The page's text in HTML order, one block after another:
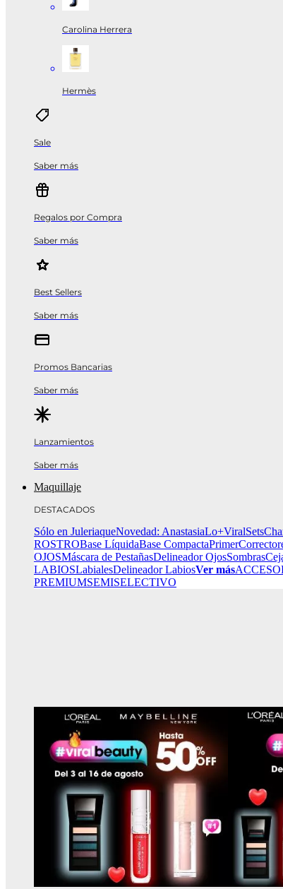
Carolina Herrera
Hermès
Sale
Saber más
Regalos por Compra
Saber más
Best Sellers
Saber más
Promos Bancarias
Saber más
Lanzamientos
Saber más
Maquillaje
DESTACADOS
Sólo en JuleriaqueNovedad: AnastasiaLo+ViralSets
ROSTROBase LíquidaBase CompactaPrimer
OJOSMáscara de PestañasDelineador OjosSombras
LABIOSLabialesDelineador LabiosVer más
PREMIUMSEMISELECTIVO